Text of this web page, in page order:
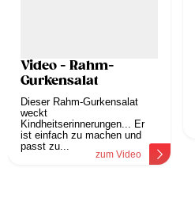
Video - Rahm-
Gurkensalat
Dieser Rahm-Gurkensalat
weckt
Kindheitserinnerungen... Er
ist einfach zu machen und
passt zu...
zum Video